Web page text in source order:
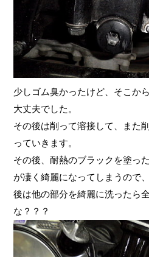
少しゴム臭かったけど、そこか
大丈夫でした。
その後は削って溶接して、また
っていきます。
その後、耐熱のブラックを塗っ
が凄く綺麗になってしまうので、
後は他の部分を綺麗に洗ったら
な？？？